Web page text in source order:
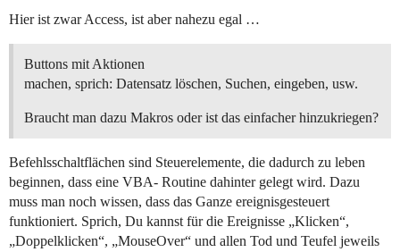
Hier ist zwar Access, ist aber nahezu egal …
Buttons mit Aktionen
machen, sprich: Datensatz löschen, Suchen, eingeben, usw.
Braucht man dazu Makros oder ist das einfacher hinzukriegen?
Befehlsschaltflächen sind Steuerelemente, die dadurch zu leben
beginnen, dass eine VBA- Routine dahinter gelegt wird. Dazu
muss man noch wissen, dass das Ganze ereignisgesteuert
funktioniert. Sprich, Du kannst für die Ereignisse „Klicken“,
„Doppelklicken“, „MouseOver“ und allen Tod und Teufel jeweils